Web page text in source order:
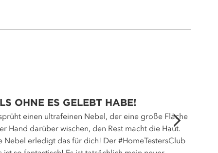
OHNE ES GELEBT HABE!
einen ultrafeinen Nebel, der eine große Fläche
Hand darüber wischen, den Rest macht die Haut.
erledigt das für dich! Der #HomeTestersClub